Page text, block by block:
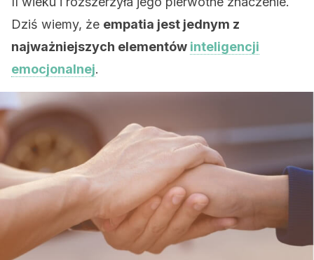
Dziś wiemy, że empatia jest jednym z
najważniejszych elementów inteligencji
emocjonalnej.